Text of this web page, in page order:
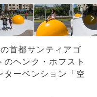
首都サンティアゴ
ヘンク・ホフスト
ターベンション「空